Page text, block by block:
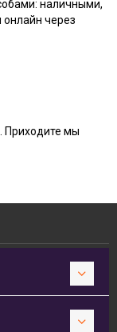
наличными,
онлайн через
Приходите мы